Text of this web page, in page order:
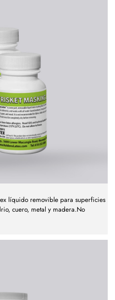
líquido removible para superficies
cuero, metal y madera.No